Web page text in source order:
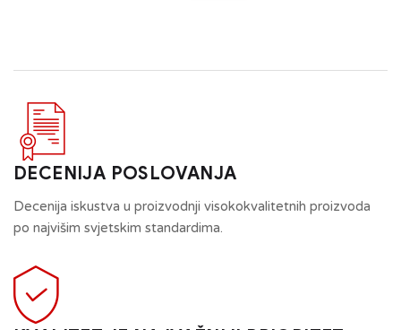
DECENIJA POSLOVANJA
Decenija iskustva u proizvodnji visokokvalitetnih proizvoda
po najvišim svjetskim standardima.